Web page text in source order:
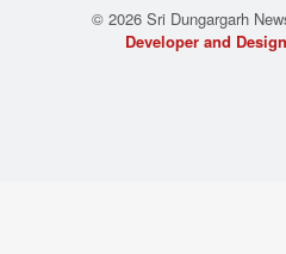
© 2026 Sri Dungargarh
Developer and